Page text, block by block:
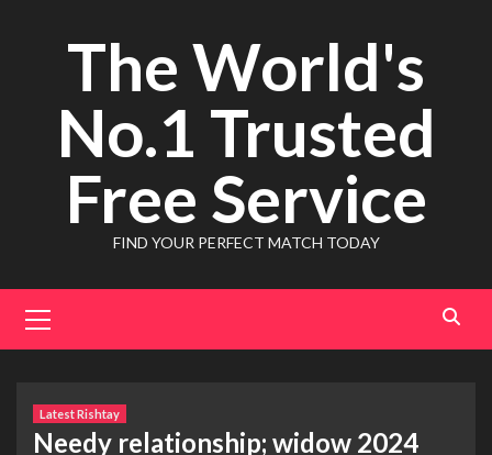
The World's
No.1 Trusted
Free Service
FIND YOUR PERFECT MATCH TODAY
Menu
Latest Rishtay
Needy relationship; widow 2024